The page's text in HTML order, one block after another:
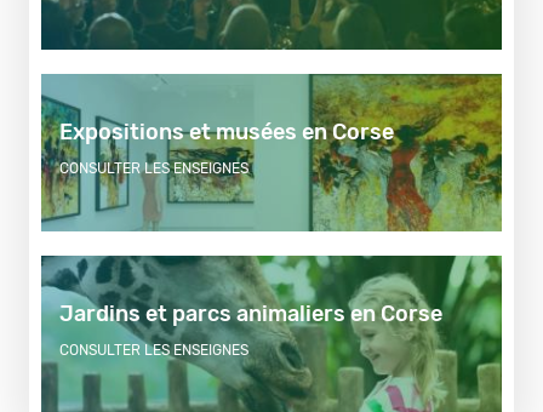
Expositions et musées en Corse
CONSULTER LES ENSEIGNES
Jardins et parcs animaliers en Corse
CONSULTER LES ENSEIGNES